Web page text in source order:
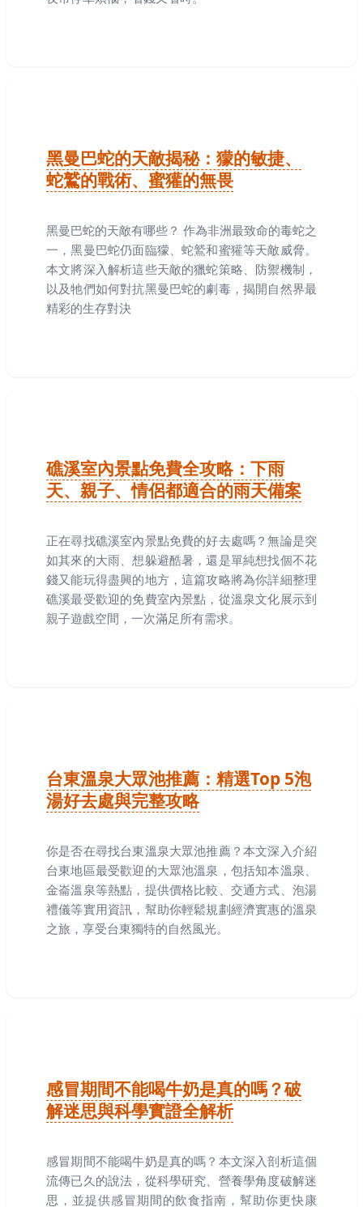
黑曼巴蛇的天敵揭秘：獴的敏捷、
蛇鷲的戰術、蜜獾的無畏
黑曼巴蛇的天敵有哪些？ 作為非洲最致命的毒蛇之
一，黑曼巴蛇仍面臨獴、蛇鷲和蜜獾等天敵威脅。
本文將深入解析這些天敵的獵蛇策略、防禦機制，
以及牠們如何對抗黑曼巴蛇的劇毒，揭開自然界最
精彩的生存對決
礁溪室內景點免費全攻略：下雨
天、親子、情侶都適合的雨天備案
正在尋找礁溪室內景點免費的好去處嗎？無論是突
如其來的大雨、想躲避酷暑，還是單純想找個不花
錢又能玩得盡興的地方，這篇攻略將為你詳細整理
礁溪最受歡迎的免費室內景點，從溫泉文化展示到
親子遊戲空間，一次滿足所有需求。
台東溫泉大眾池推薦：精選Top 5泡
湯好去處與完整攻略
你是否在尋找台東溫泉大眾池推薦？本文深入介紹
台東地區最受歡迎的大眾池溫泉，包括知本溫泉、
金崙溫泉等熱點，提供價格比較、交通方式、泡湯
禮儀等實用資訊，幫助你輕鬆規劃經濟實惠的溫泉
之旅，享受台東獨特的自然風光。
感冒期間不能喝牛奶是真的嗎？破
解迷思與科學實證全解析
感冒期間不能喝牛奶是真的嗎？本文深入剖析這個
流傳已久的說法，從科學研究、營養學角度破解迷
思，並提供感冒期間的飲食指南，幫助你更快康